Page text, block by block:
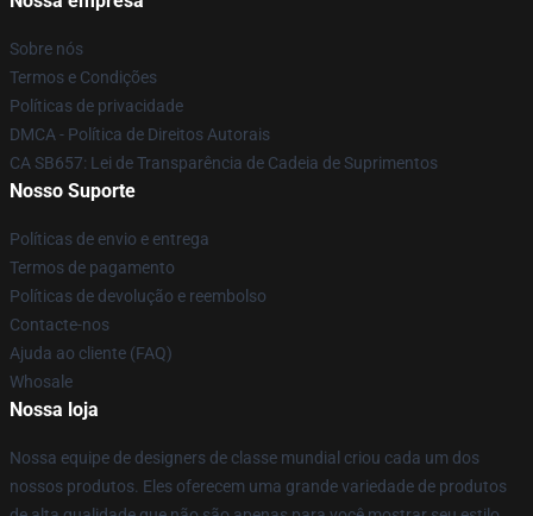
Sobre nós
Termos e Condições
Políticas de privacidade
DMCA - Política de Direitos Autorais
CA SB657: Lei de Transparência de Cadeia de Suprimentos
Nosso Suporte
Políticas de envio e entrega
Termos de pagamento
Políticas de devolução e reembolso
Contacte-nos
Ajuda ao cliente (FAQ)
Whosale
Nossa loja
Nossa equipe de designers de classe mundial criou cada um dos
nossos produtos. Eles oferecem uma grande variedade de produtos